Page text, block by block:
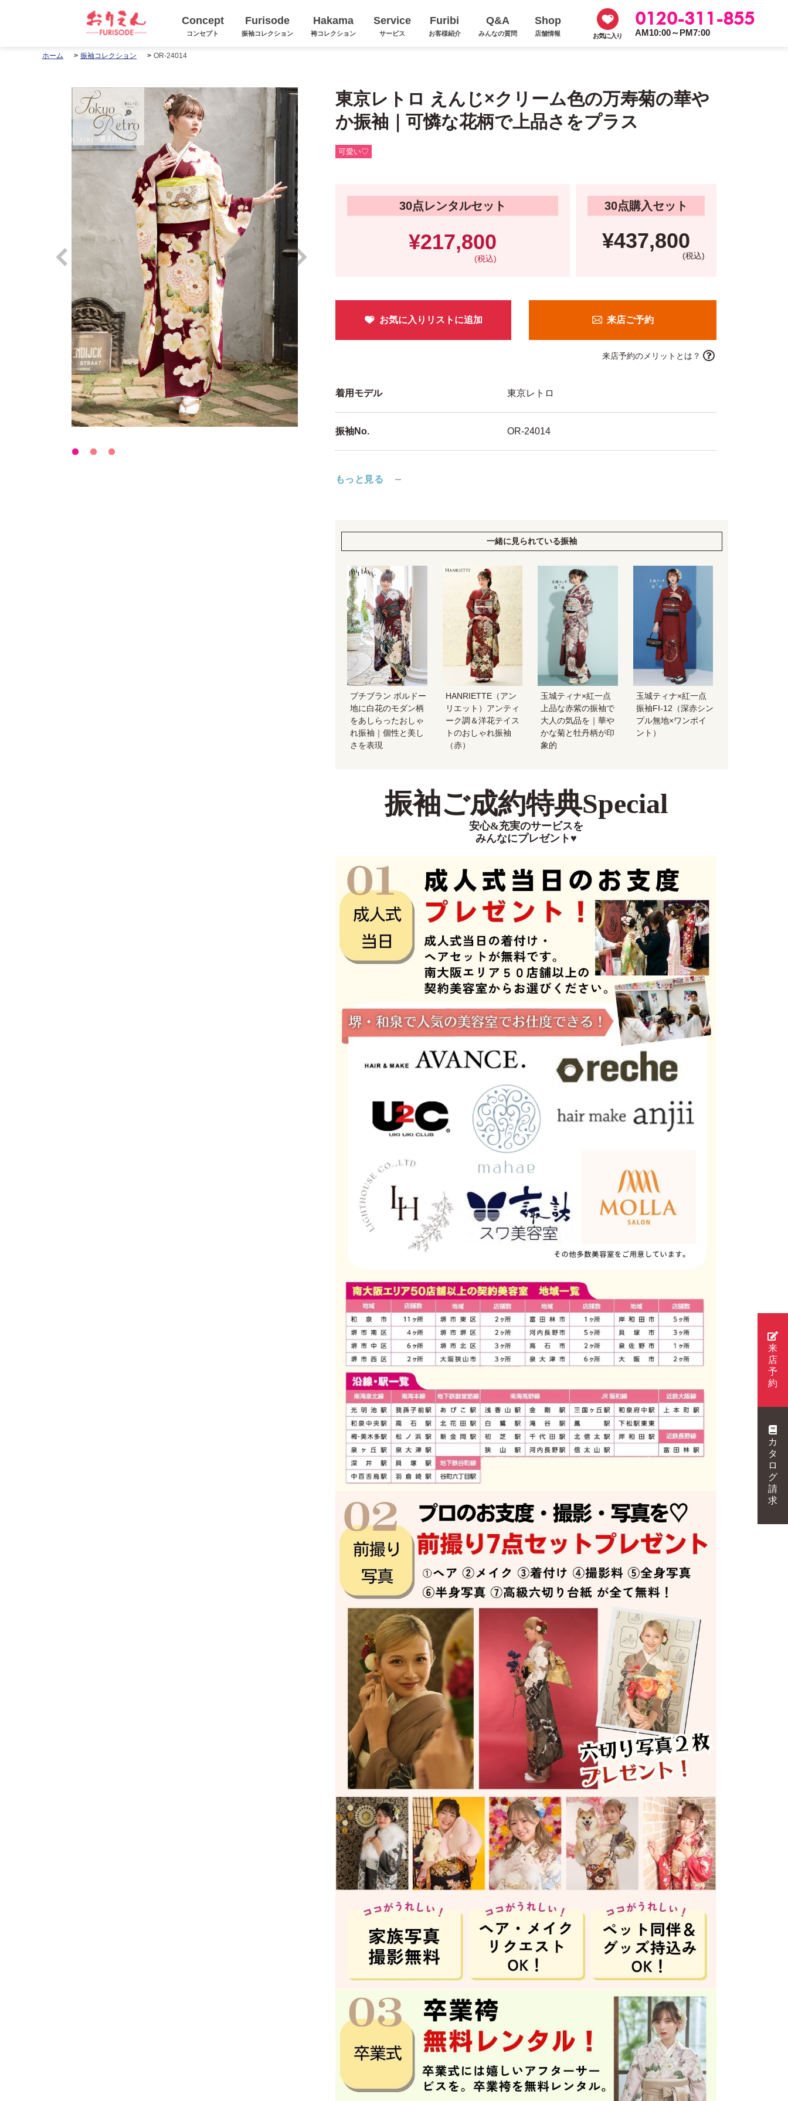
Concept
コンセプト
Furisode
振袖コレクション
Hakama
袴コレクション
Service
サービス
Furibi
お客様紹介
Q&A
みんなの質問
Shop
店舗情報 お気に入り
0120-311-855
AM10:00～PM7:00
ホーム 振袖コレクション OR-24014
東京レトロ えんじ×クリーム色の万寿菊の華や
か振袖｜可憐な花柄で上品さをプラス
可愛い♡
30点レンタルセット
¥217,800
(税込)
30点購入セット
¥437,800
(税込)
来店ご予約
来店予約のメリットとは？
着用モデル 東京レトロ
振袖No. OR-24014
もっと見る
一緒に見られている振袖
プチブラン ボルドー
地に白花のモダン柄
をあしらったおしゃ
れ振袖｜個性と美し
さを表現
HANRIETTE（アン
リエット）アンティ
ーク調＆洋花テイス
トのおしゃれ振袖
（赤）
玉城ティナ×紅一点
上品な赤紫の振袖で
大人の気品を｜華や
かな菊と牡丹柄が印
象的
玉城ティナ×紅一点
振袖FI-12（深赤シン
プル無地×ワンポイ
ント）
振袖ご成約特典Special
安心&充実のサービスを
みんなにプレゼント♥
来
店
予
約
カ
タ
ロ
グ
請
求